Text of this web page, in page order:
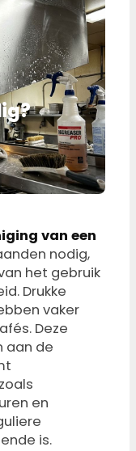
van een
nodig,
het gebruik
Drukke
vaker
Deze
aan de
en
is.